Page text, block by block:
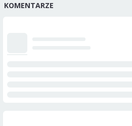
KOMENTARZE